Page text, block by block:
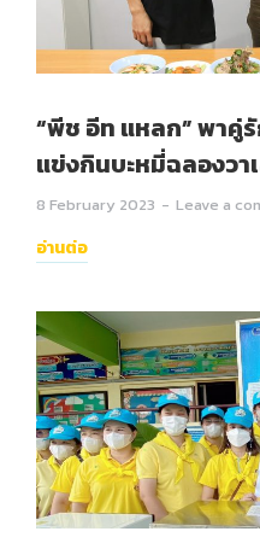
“พีช อีท แหลก” พาคู่
แข่งกินบะหมี่ฉลองวา
8 February 2023 Leave a
อ่านต่อ